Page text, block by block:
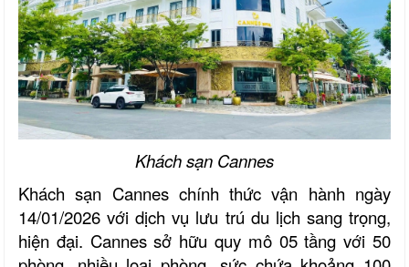
Khách sạn Cannes
Khách sạn Cannes chính thức vận hành ngày
14/01/2026 với dịch vụ lưu trú du lịch sang trọng,
hiện đại. Cannes sở hữu quy mô 05 tầng với 50